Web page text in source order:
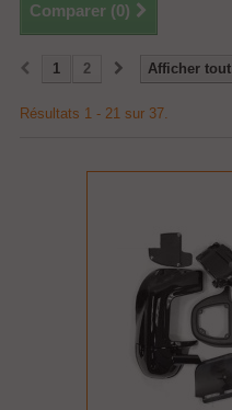
Comparer (0)
Afficher tout
1 2
Résultats 1 - 21 sur 37.